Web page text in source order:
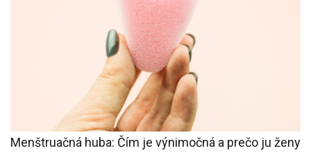
Menštruačná huba: Čím je výnimočná a prečo ju ženy